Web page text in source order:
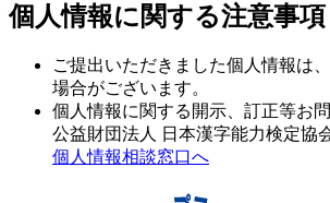
個人情報に関する注意事項
ご提出いただきました個人情報は
場合がございます。
個人情報に関する開示、訂正等お
公益財団法人 日本漢字能力検定協
個人情報相談窓口へ